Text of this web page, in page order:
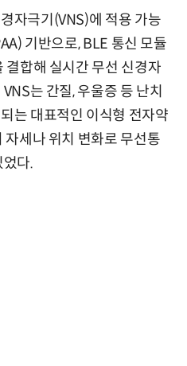
자극기(VNS)에 적용 가능
기반으로, BLE 통신 모듈
결합해 실시간 무선 신경자
는 간질, 우울증 등 난치
는 대표적인 이식형 전자약
자세나 위치 변화로 무선통
다.